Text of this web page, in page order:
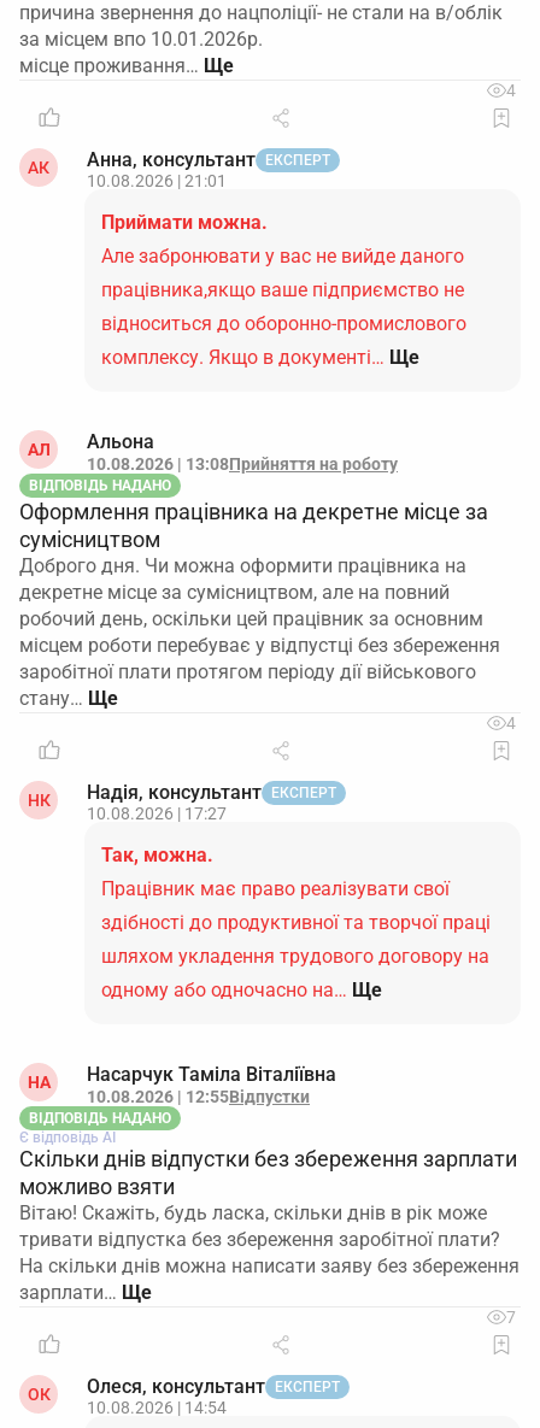
причина звернення до нацполіції- не стали на в/облік
за місцем впо 10.01.2026р.
місце проживання…
4
АК Анна, консультант ЕКСПЕРТ
10.08.2026 | 21:01
Приймати можна.
Але забронювати у вас не вийде даного
працівника,якщо ваше підприємство не
відноситься до оборонно-промислового
комплексу. Якщо в документі… Ще
АЛ Альона
10.08.2026 | 13:08Прийняття на роботу
ВІДПОВІДЬ НАДАНО
Оформлення працівника на декретне місце за
сумісництвом
Доброго дня. Чи можна оформити працівника на
декретне місце за сумісництвом, але на повний
робочий день, оскільки цей працівник за основним
місцем роботи перебуває у відпустці без збереження
заробітної плати протягом періоду дії військового
стану…
4
НК Надія, консультант ЕКСПЕРТ
10.08.2026 | 17:27
Так, можна.
Працівник має право реалізувати свої
здібності до продуктивної та творчої праці
шляхом укладення трудового договору на
одному або одночасно на… Ще
НА Насарчук Таміла Віталіївна
10.08.2026 | 12:55Відпустки
ВІДПОВІДЬ НАДАНО
Є відповідь АІ
Скільки днів відпустки без збереження зарплати
можливо взяти
Вітаю! Скажіть, будь ласка, скільки днів в рік може
тривати відпустка без збереження заробітної плати?
На скільки днів можна написати заяву без збереження
зарплати…
7
ОК Олеся, консультант ЕКСПЕРТ
10.08.2026 | 14:54